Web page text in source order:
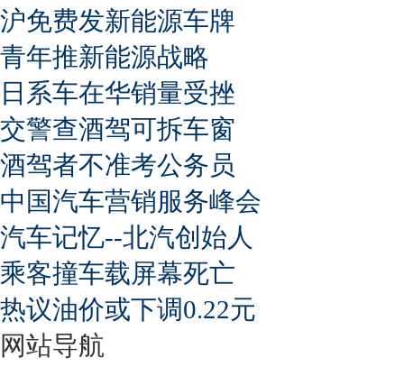
沪免费发新能源车牌
青年推新能源战略
日系车在华销量受挫
交警查酒驾可拆车窗
酒驾者不准考公务员
中国汽车营销服务峰会
汽车记忆--北汽创始人
乘客撞车载屏幕死亡
热议油价或下调0.22元
网站导航